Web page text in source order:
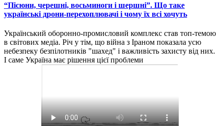
“Пісюни, черешні, восьминоги і шершні”. Що таке
українські дрони-перехоплювачі і чому їх всі хочуть
Український оборонно-промисловий комплекс став топ-темою
в світових медіа. Річ у тім, що війна з Іраном показала усю
небезпеку безпілотників "шахед" і важливість захисту від них.
І саме Україна має рішення цієї проблеми